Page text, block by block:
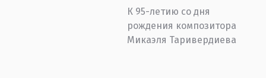
К 95-летию со дня
рождения композитора
Микаэля Таривердиева